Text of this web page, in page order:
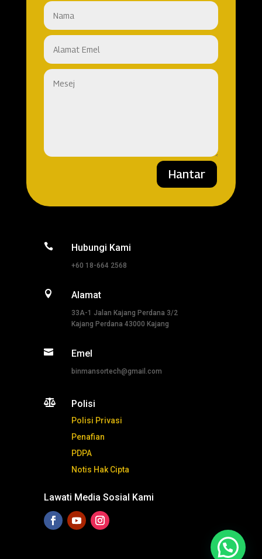
Hantar
 Hubungi Kami
+60 18-664 2568
 Alamat
33A-1 Jalan Kajang Perdana 3/2
Kajang Perdana 43000 Kajang
 Emel
binmansortech@gmail.com
 Polisi
Polisi Privasi
Penafian
PDPA
Notis Hak Cipta
Lawati Media Sosial Kami